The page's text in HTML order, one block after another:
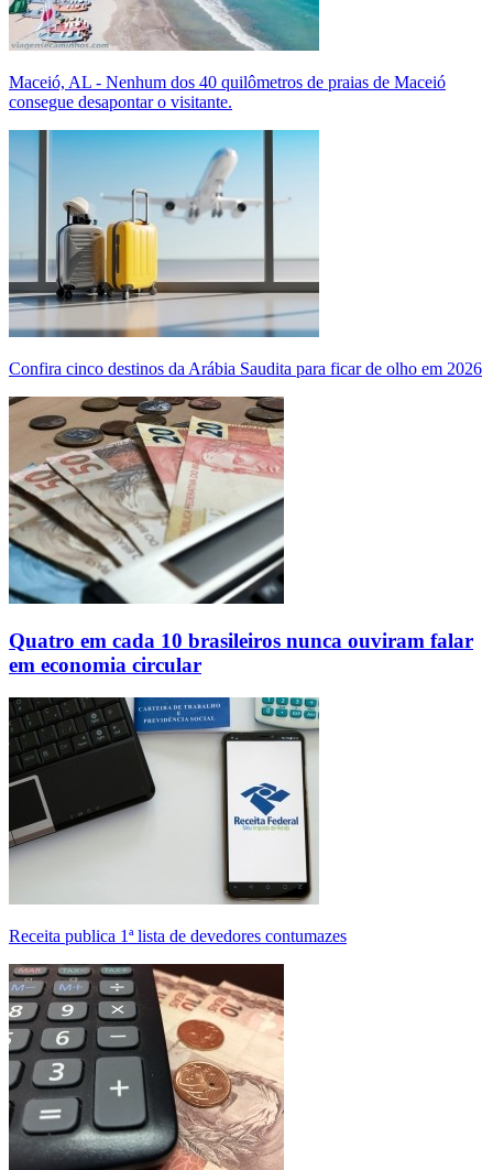
Maceió, AL - Nenhum dos 40 quilômetros de praias de Maceió
consegue desapontar o visitante.
Confira cinco destinos da Arábia Saudita para ficar de olho em 2026
Quatro em cada 10 brasileiros nunca ouviram falar
em economia circular
Receita publica 1ª lista de devedores contumazes